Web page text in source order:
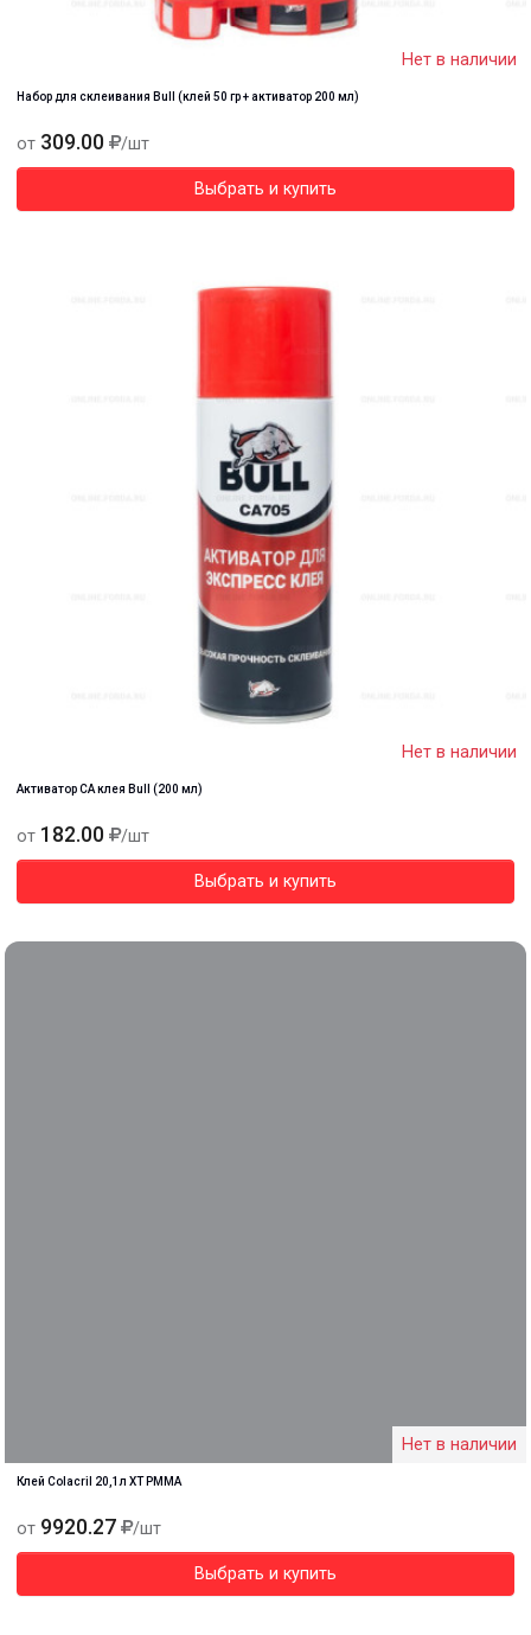
Нет в наличии
Набор для склеивания Bull (клей 50 гр + активатор 200 мл)
от 309.00 /шт
Выбрать и купить
Нет в наличии
Активатор СА клея Bull (200 мл)
от 182.00 /шт
Выбрать и купить
Нет в наличии
Клей Colacril 20,1л XT PMMA
от 9920.27 /шт
Выбрать и купить